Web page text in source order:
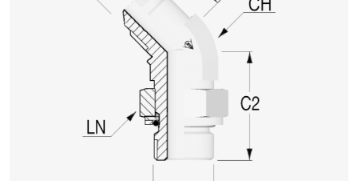
UTGÅENDE PRODUKTER
SKAPA PROFIL